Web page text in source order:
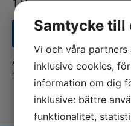
1 i lager
LÄGG TILL I VARUKORG
Artikelnr:879968T6
Kategorier:Båt, Mercury
Samtycke till
Vi och våra partners
inklusive cookies,
information om dig
inklusive: bättre
funktionalitet,